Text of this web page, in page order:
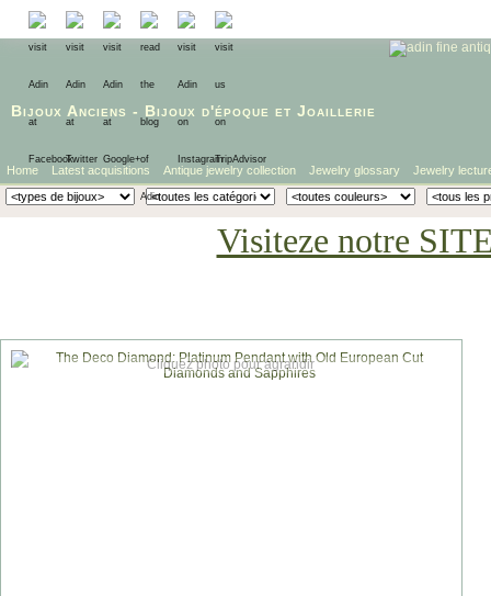
Bijoux Anciens - Bijoux d'époque et Joaillerie
Home Latest acquisitions Antique jewelry collection Jewelry glossary Jewelry
Visiteze notre
Cliquez photo pour agrandir